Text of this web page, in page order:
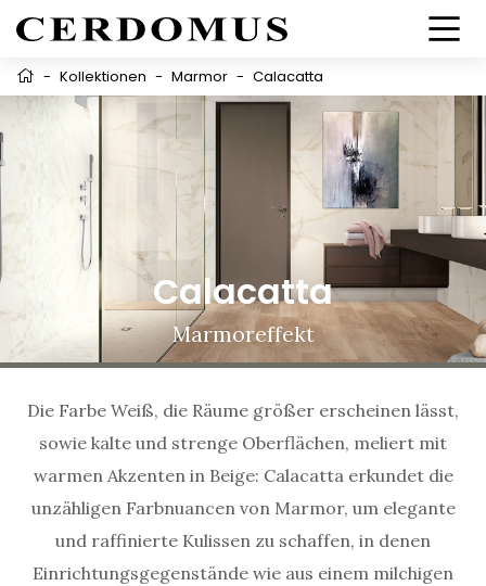
- Kollektionen - Marmor - Calacatta
Calacatta
Marmoreffekt
Die Farbe Weiß, die Räume größer erscheinen lässt,
sowie kalte und strenge Oberflächen, meliert mit
warmen Akzenten in Beige: Calacatta erkundet die
unzähligen Farbnuancen von Marmor, um elegante
und raffinierte Kulissen zu schaffen, in denen
Einrichtungsgegenstände wie aus einem milchigen